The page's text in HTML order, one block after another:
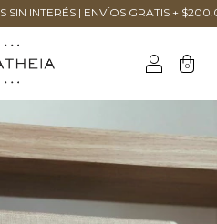
| ENVÍOS GRATIS + $200.000
0